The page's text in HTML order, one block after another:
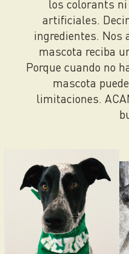
los colorants
artificiales.
ingredientes. Nos
mascota reciba
Porque cuando no
mascota
limitaciones.